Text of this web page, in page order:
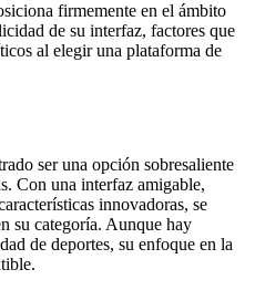
firmemente en el ámbito
de su interfaz, factores que
al elegir una plataforma de
ser una opción sobresaliente
Con una interfaz amigable,
innovadoras, se
su categoría. Aunque hay
de deportes, su enfoque en la